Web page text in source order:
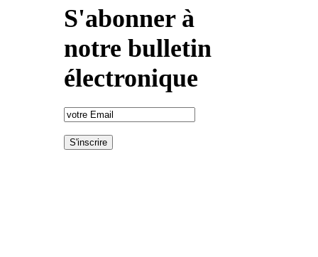
S'abonner à
notre bulletin
électronique